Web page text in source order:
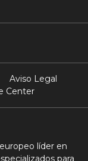
Aviso Legal
Center
líder en
para